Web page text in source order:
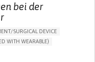
bei der
SURGICAL DEVICE
WITH WEARABLE)